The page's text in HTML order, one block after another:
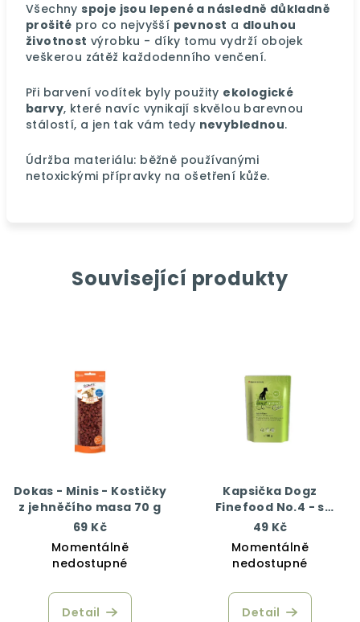
Všechnyspoje jsou lepené a následně důkladně
prošité pro co nejvyšší pevnost a dlouhou
životnost výrobku - díky tomu vydrží obojek
veškerou zátěž každodenního venčení.
Při barvení vodítek byly použity ekologické
barvy, které navíc vynikají skvělou barevnou
stálostí, a jen tak vám tedy nevyblednou.
Údržba materiálu: běžně používanými
netoxickými přípravky na ošetření kůže.
Související produkty
Dokas - Minis - Kostičky
z jehněčího masa 70 g
69 Kč
Momentálně
nedostupné
Detail
Kapsička Dogz
Finefood No.4 - s
kuřecím a bažantím
masem 100 g
49 Kč
Momentálně
nedostupné
Detail